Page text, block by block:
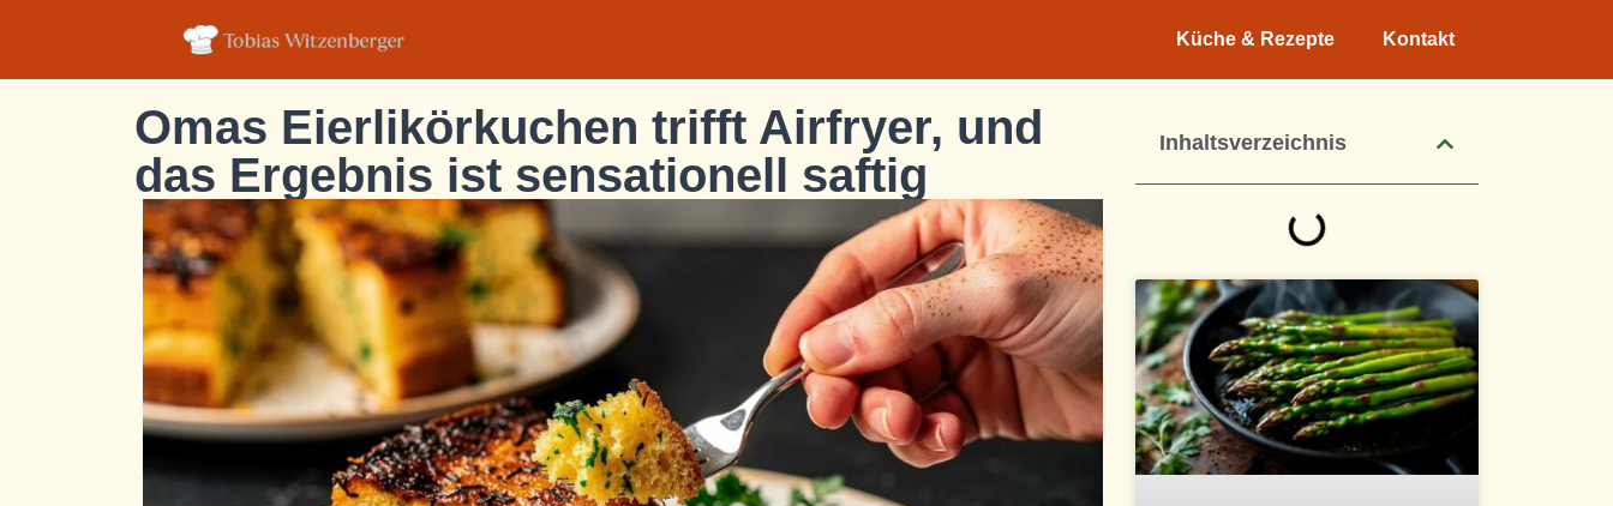
Küche & Rezepte Kontakt
Inhaltsverzeichnis
Omas Eierlikörkuchen trifft Airfryer, und
das Ergebnis ist sensationell saftig